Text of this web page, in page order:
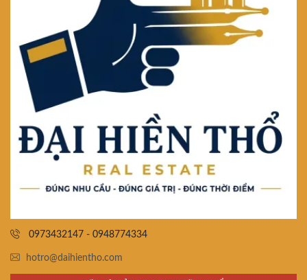
0973432147 - 0948774334
hotro@daihientho.com